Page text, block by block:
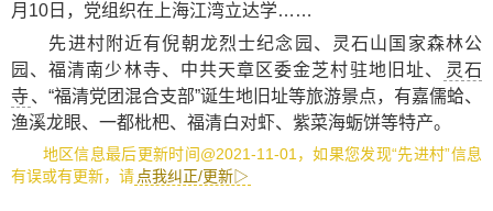
月10日，党组织在上海江湾立达学……
先进村附近有倪朝龙烈士纪念园 、
灵石山国家森林公
园 、福清南少林寺、 中共天章区委金芝村驻地旧址、
灵石
寺、 “福清党团混合支部”诞生地旧址等旅游景点，有嘉儒蛤、
渔溪龙眼、 一都枇杷、 福清白对虾、 紫菜海蛎饼等特产。
地区信息最后更新时间@2021-11-01，如果您发现“先进村”信息
有误或有更新，请 点我纠正/更新▷